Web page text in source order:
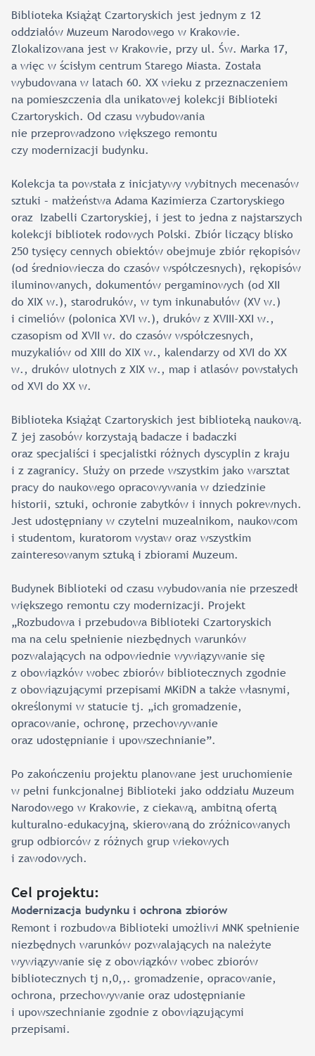
Biblioteka Książąt Czartoryskich jest jednym z 12
oddziałów Muzeum Narodowego w Krakowie.
Zlokalizowana jest w Krakowie, przy ul. Św. Marka 17,
a więc w ścisłym centrum Starego Miasta. Została
wybudowana w latach 60. XX wieku z przeznaczeniem
na pomieszczenia dla unikatowej kolekcji Biblioteki
Czartoryskich. Od czasu wybudowania
nie przeprowadzono większego remontu
czy modernizacji budynku.
Kolekcja ta powstała z inicjatywy wybitnych mecenasów
sztuki – małżeństwa Adama Kazimierza Czartoryskiego
oraz Izabelli Czartoryskiej, i jest to jedna z najstarszych
kolekcji bibliotek rodowych Polski. Zbiór liczący blisko
250 tysięcy cennych obiektów obejmuje zbiór rękopisów
(od średniowiecza do czasów współczesnych), rękopisów
iluminowanych, dokumentów pergaminowych (od XII
do XIX w.), starodruków, w tym inkunabułów (XV w.)
i cimeliów (polonica XVI w.), druków z XVIII-XXI w.,
czasopism od XVII w. do czasów współczesnych,
muzykaliów od XIII do XIX w., kalendarzy od XVI do XX
w., druków ulotnych z XIX w., map i atlasów powstałych
od XVI do XX w.
Biblioteka Książąt Czartoryskich jest biblioteką naukową.
Z jej zasobów korzystają badacze i badaczki
oraz specjaliści i specjalistki różnych dyscyplin z kraju
i z zagranicy. Służy on przede wszystkim jako warsztat
pracy do naukowego opracowywania w dziedzinie
historii, sztuki, ochronie zabytków i innych pokrewnych.
Jest udostępniany w czytelni muzealnikom, naukowcom
i studentom, kuratorom wystaw oraz wszystkim
zainteresowanym sztuką i zbiorami Muzeum.
Budynek Biblioteki od czasu wybudowania nie przeszedł
większego remontu czy modernizacji. Projekt
„Rozbudowa i przebudowa Biblioteki Czartoryskich
ma na celu spełnienie niezbędnych warunków
pozwalających na odpowiednie wywiązywanie się
z obowiązków wobec zbiorów bibliotecznych zgodnie
z obowiązującymi przepisami MKiDN a także własnymi,
określonymi w statucie tj. „ich gromadzenie,
opracowanie, ochronę, przechowywanie
oraz udostępnianie i upowszechnianie”.
Po zakończeniu projektu planowane jest uruchomienie
w pełni funkcjonalnej Biblioteki jako oddziału Muzeum
Narodowego w Krakowie, z ciekawą, ambitną ofertą
kulturalno-edukacyjną, skierowaną do zróżnicowanych
grup odbiorców z różnych grup wiekowych
i zawodowych.
Cel projektu:
Modernizacja budynku i ochrona zbiorów
Remont i rozbudowa Biblioteki umożliwi MNK spełnienie
niezbędnych warunków pozwalających na należyte
wywiązywanie się z obowiązków wobec zbiorów
bibliotecznych tj n,0,,. gromadzenie, opracowanie,
ochrona, przechowywanie oraz udostępnianie
i upowszechnianie zgodnie z obowiązującymi
przepisami.